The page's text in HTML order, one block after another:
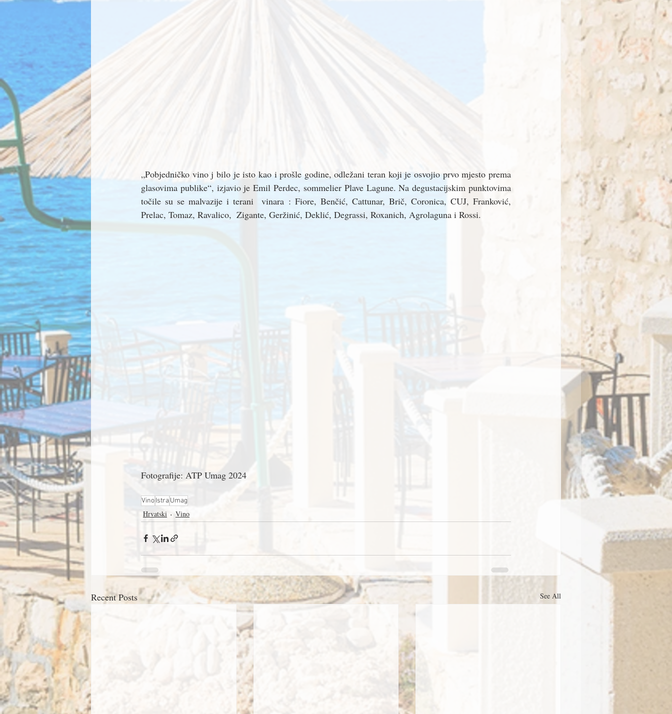
„Pobjedničko vino j bilo je isto kao i prošle godine, odležani teran koji je osvojio prvo mjesto prema
glasovima publike“, izjavio je Emil Perdec, sommelier Plave Lagune. Na degustacijskim punktovima
točile su se malvazije i terani  vinara : Fiore, Benčić, Cattunar, Brič, Coronica, CUJ, Franković,
Prelac, Tomaz, Ravalico,  Zigante, Geržinić, Deklić, Degrassi, Roxanich, Agrolaguna i Rossi.
Fotografije: ATP Umag 2024
VinoIstra Umag
Hrvatski Vino
Recent Posts See All